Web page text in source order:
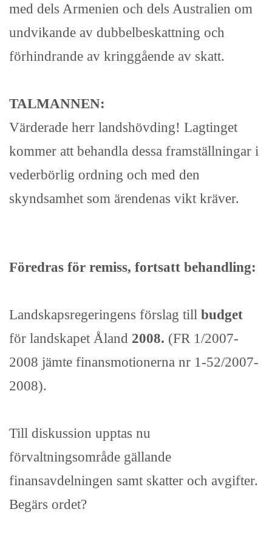
med dels Armenien och dels Australien om
undvikande av dubbelbeskattning och
förhindrande av kringgående av skatt.
TALMANNEN:
Värderade herr landshövding! Lagtinget
kommer att behandla dessa framställningar i
vederbörlig ordning och med den
skyndsamhet som ärendenas vikt kräver.
Föredras för remiss, fortsatt behandling:
Landskapsregeringens förslag till budget
för landskapet Åland 2008. (FR 1/2007-
2008 jämte finansmotionerna nr 1-52/2007-
2008).
Till diskussion upptas nu
förvaltningsområde gällande
finansavdelningen samt skatter och avgifter.
Begärs ordet?